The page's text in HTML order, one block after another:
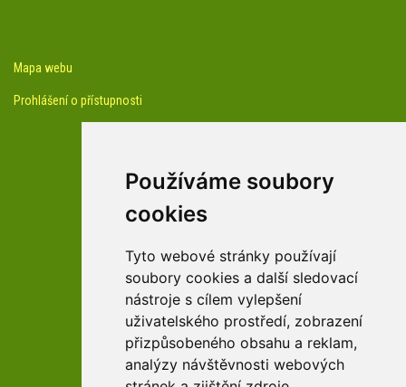
Používáme soubory
cookies
Tyto webové stránky používají
soubory cookies a další sledovací
nástroje s cílem vylepšení
uživatelského prostředí, zobrazení
přizpůsobeného obsahu a reklam,
analýzy návštěvnosti webových
Mapa webu
Prohlášení o přístupnosti
Youtube kanál arboreta